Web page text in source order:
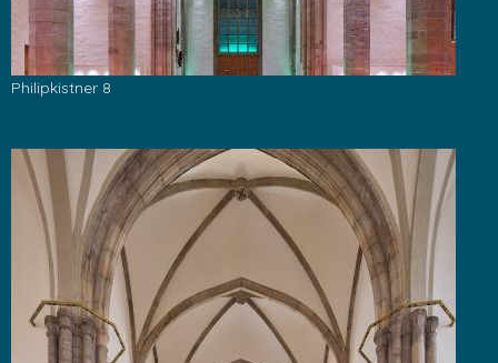
Philipkistner 8